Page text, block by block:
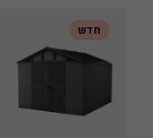
חדש